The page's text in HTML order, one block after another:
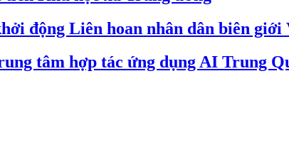
động Liên hoan nhân dân biên giới
tâm hợp tác ứng dụng AI Trung